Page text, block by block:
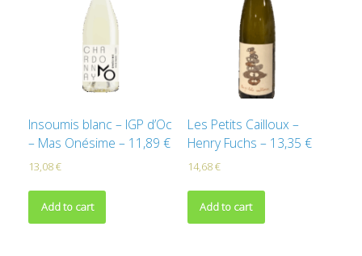
Insoumis blanc – IGP d’Oc
– Mas Onésime – 11,89 €
13,08€
Add to cart
Les Petits Cailloux –
Henry Fuchs – 13,35 €
14,68€
Add to cart